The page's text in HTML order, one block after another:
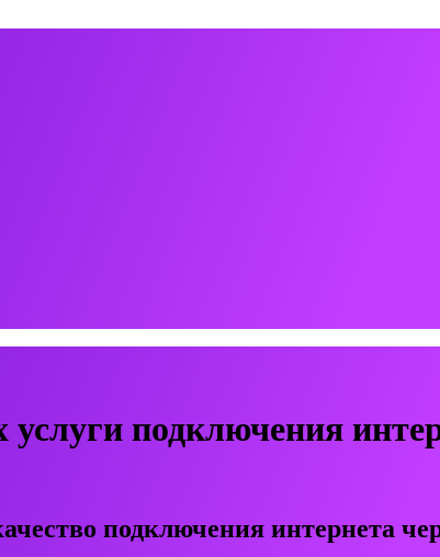
подключения
подключения интернета